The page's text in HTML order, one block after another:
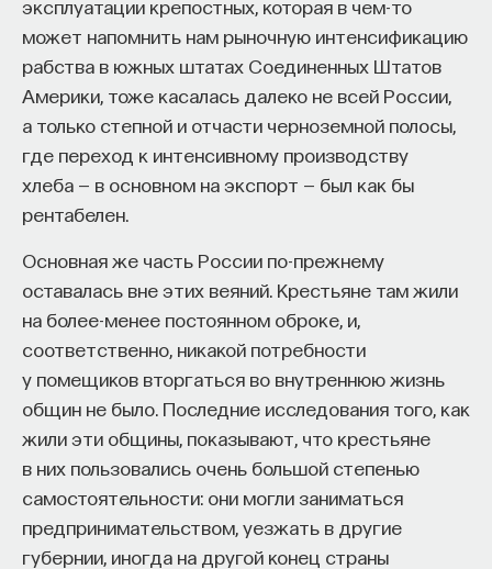
эксплуатации крепостных, которая в чем-то
может напомнить нам рыночную интенсификацию
рабства в южных штатах Соединенных Штатов
Америки, тоже касалась далеко не всей России,
а только степной и отчасти черноземной полосы,
где переход к интенсивному производству
хлеба — в основном на экспорт — был как бы
рентабелен.
Основная же часть России по-прежнему
оставалась вне этих веяний. Крестьяне там жили
на более-менее постоянном оброке, и,
соответственно, никакой потребности
у помещиков вторгаться во внутреннюю жизнь
общин не было. Последние исследования того, как
жили эти общины, показывают, что крестьяне
в них пользовались очень большой степенью
самостоятельности: они могли заниматься
предпринимательством, уезжать в другие
губернии, иногда на другой конец страны
Внеси свой вклад в дело
просвещения!
ПОДДЕРЖАТЬ ПОСТНАУКУ